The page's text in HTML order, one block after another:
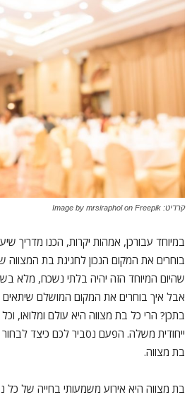
קרדיט: Image by mrsiraphol on Freepik
במיוחד עבורכן, אמהות יקרות, הכנו מדריך
בוחרים את המקום הנכון לחגיגת בת המצווה
שהיום המיוחד הזה יהיה בלתי נשכח, מלא
אבל איך בוחרים את המקום המושלם שיתאים
בתכן? הרי כל בת מצווה היא עולם ומלואו,
ייחודית משלה. הפעם נסביר לכם כיצד
בת מצווה.
בת מצווה היא אירוע משמעותי בחייה של כל